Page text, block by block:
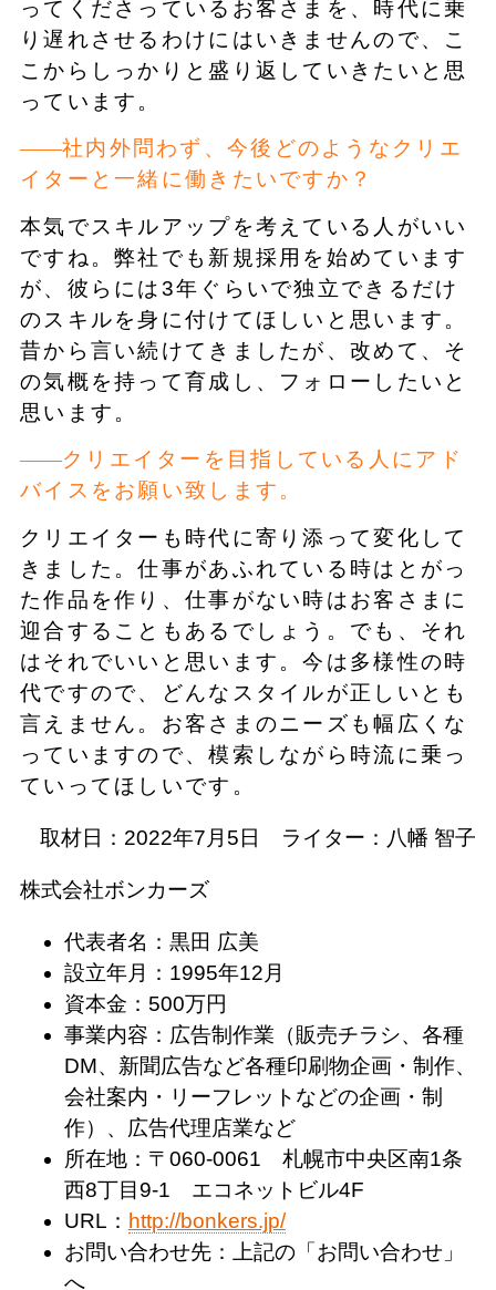
ってくださっているお客さまを、時代に乗
り遅れさせるわけにはいきませんので、こ
こからしっかりと盛り返していきたいと思
っています。
社内外問わず、今後どのようなクリエ
イターと一緒に働きたいですか？
本気でスキルアップを考えている人がいい
ですね。弊社でも新規採用を始めています
が、彼らには3年ぐらいで独立できるだけ
のスキルを身に付けてほしいと思います。
昔から言い続けてきましたが、改めて、そ
の気概を持って育成し、フォローしたいと
思います。
クリエイターを目指している人にアド
バイスをお願い致します。
クリエイターも時代に寄り添って変化して
きました。仕事があふれている時はとがっ
た作品を作り、仕事がない時はお客さまに
迎合することもあるでしょう。でも、それ
はそれでいいと思います。今は多様性の時
代ですので、どんなスタイルが正しいとも
言えません。お客さまのニーズも幅広くな
っていますので、模索しながら時流に乗っ
ていってほしいです。
取材日：2022年7月5日 ライター：八幡 智子
株式会社ボンカーズ
代表者名：黒田 広美
設立年月：1995年12月
資本金：500万円
事業内容：広告制作業（販売チラシ、各種
DM、新聞広告など各種印刷物企画・制作、
会社案内・リーフレットなどの企画・制
作）、広告代理店業など
所在地：〒060-0061 札幌市中央区南1条
西8丁目9-1 エコネットビル4F
URL： http://bonkers.jp/
お問い合わせ先：上記の「お問い合わせ」
へ